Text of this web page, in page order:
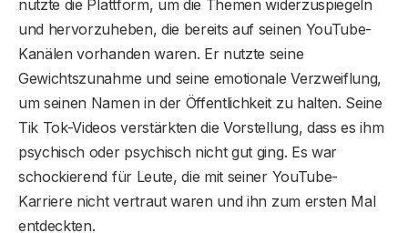
nutzte die Plattform, um die Themen widerzuspiegeln
und hervorzuheben, die bereits auf seinen YouTube-
Kanälen vorhanden waren. Er nutzte seine
Gewichtszunahme und seine emotionale Verzweiflung,
um seinen Namen in der Öffentlichkeit zu halten. Seine
Tik Tok-Videos verstärkten die Vorstellung, dass es ihm
psychisch oder psychisch nicht gut ging. Es war
schockierend für Leute, die mit seiner YouTube-
Karriere nicht vertraut waren und ihn zum ersten Mal
entdeckten.